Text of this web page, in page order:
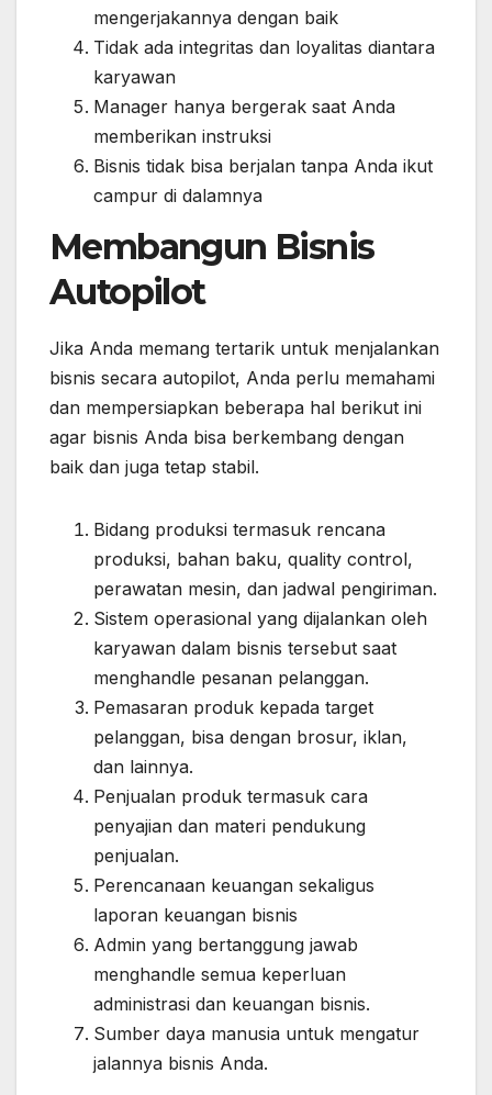
mengerjakannya dengan baik
Tidak ada integritas dan loyalitas diantara
karyawan
Manager hanya bergerak saat Anda
memberikan instruksi
Bisnis tidak bisa berjalan tanpa Anda ikut
campur di dalamnya
Membangun Bisnis
Autopilot
Jika Anda memang tertarik untuk menjalankan
bisnis secara autopilot, Anda perlu memahami
dan mempersiapkan beberapa hal berikut ini
agar bisnis Anda bisa berkembang dengan
baik dan juga tetap stabil.
Bidang produksi termasuk rencana
produksi, bahan baku, quality control,
perawatan mesin, dan jadwal pengiriman.
Sistem operasional yang dijalankan oleh
karyawan dalam bisnis tersebut saat
menghandle pesanan pelanggan.
Pemasaran produk kepada target
pelanggan, bisa dengan brosur, iklan,
dan lainnya.
Penjualan produk termasuk cara
penyajian dan materi pendukung
penjualan.
Perencanaan keuangan sekaligus
laporan keuangan bisnis
Admin yang bertanggung jawab
menghandle semua keperluan
administrasi dan keuangan bisnis.
Sumber daya manusia untuk mengatur
jalannya bisnis Anda.